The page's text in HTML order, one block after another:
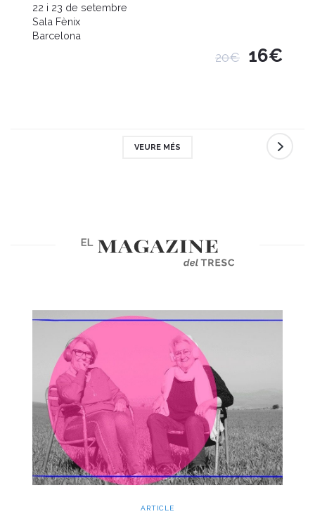
22 i 23 de setembre
Sala Fènix
Barcelona
20€ 16€
VEURE MÉS
ARTICLE